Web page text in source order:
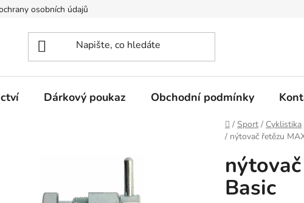
osobních údajů
Dárkový poukaz Obchodní podmínky
Domů
/ Sport / Cyklistika
/ nýtovač řetězu
Basic